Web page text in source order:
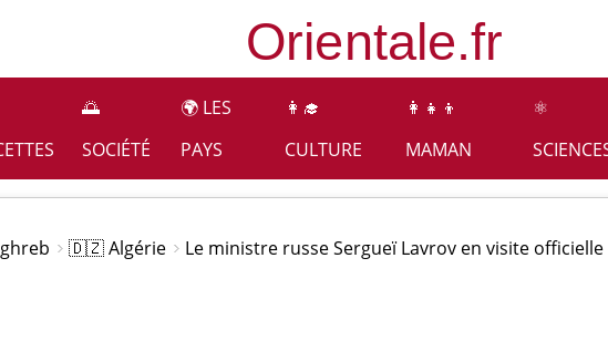
🌅
SOCIÉTÉ
🌍 LES
PAYS
👩‍🎓
CULTURE
👩‍👧‍👦
MAMAN
⚛️
🇩🇿 Algérie Le ministre russe Sergueï Lavrov en visite